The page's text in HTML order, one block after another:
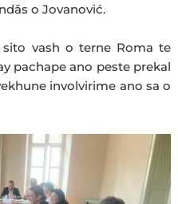
o Jovanović.
sito vash o terne Roma te
pachape ano peste prekal
involvirime ano sa o